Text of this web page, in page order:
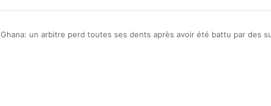
Ghana: un arbitre perd toutes ses dents après avoir été battu par des